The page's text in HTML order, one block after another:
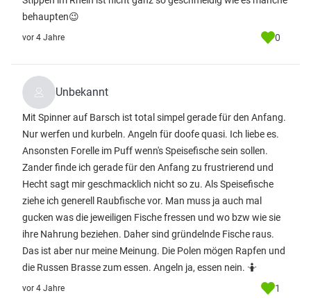
behaupten😉
vor 4 Jahre 0
Unbekannt
Mit Spinner auf Barsch ist total simpel gerade für den Anfang.
Nur werfen und kurbeln. Angeln für doofe quasi. Ich liebe es.
Ansonsten Forelle im Puff wenn's Speisefische sein sollen.
Zander finde ich gerade für den Anfang zu frustrierend und
Hecht sagt mir geschmacklich nicht so zu. Als Speisefische
ziehe ich generell Raubfische vor. Man muss ja auch mal
gucken was die jeweiligen Fische fressen und wo bzw wie sie
ihre Nahrung beziehen. Daher sind gründelnde Fische raus.
Das ist aber nur meine Meinung. Die Polen mögen Rapfen und
die Russen Brasse zum essen. Angeln ja, essen nein. 🤷
vor 4 Jahre 1